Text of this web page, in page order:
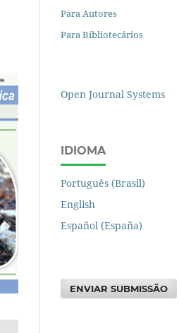
Para Autores
Para Bibliotecários
Open Journal Systems
IDIOMA
Português (Brasil)
English
Español (España)
ENVIAR SUBMISSÃO